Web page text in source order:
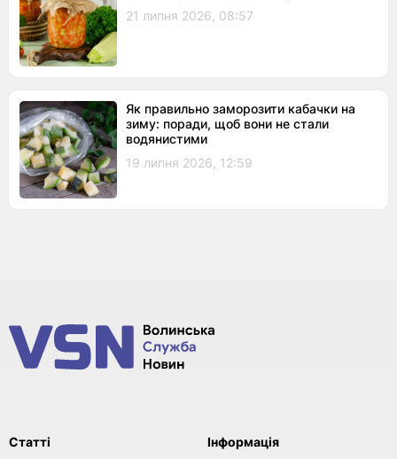
21 липня 2026, 08:57
Як правильно заморозити кабачки на
зиму: поради, щоб вони не стали
водянистими
19 липня 2026, 12:59
Статті Інформація